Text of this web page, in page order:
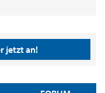
jetzt an!